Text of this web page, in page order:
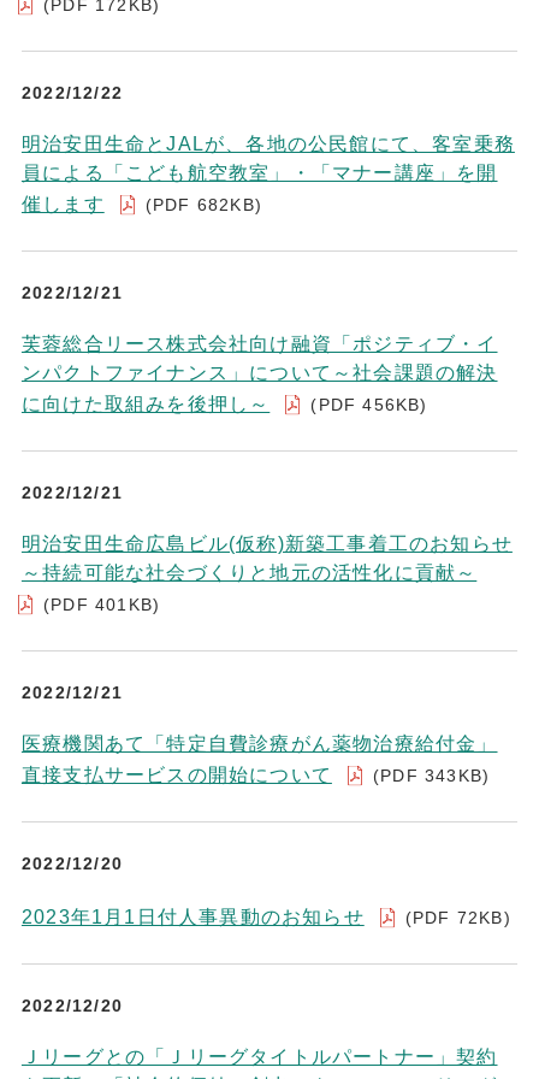
(PDF 172KB)
2022/12/22
明治安田生命とJALが、各地の公民館にて、客室乗務
員による「こども航空教室」・「マナー講座」を開
催します
(PDF 682KB)
2022/12/21
芙蓉総合リース株式会社向け融資「ポジティブ・イ
ンパクトファイナンス」について～社会課題の解決
に向けた取組みを後押し～
(PDF 456KB)
2022/12/21
明治安田生命広島ビル(仮称)新築工事着工のお知らせ
～持続可能な社会づくりと地元の活性化に貢献～
(PDF 401KB)
2022/12/21
医療機関あて「特定自費診療がん薬物治療給付金」
直接支払サービスの開始について
(PDF 343KB)
2022/12/20
2023年1月1日付人事異動のお知らせ (PDF 72KB)
2022/12/20
Ｊリーグとの「Ｊリーグタイトルパートナー」契約